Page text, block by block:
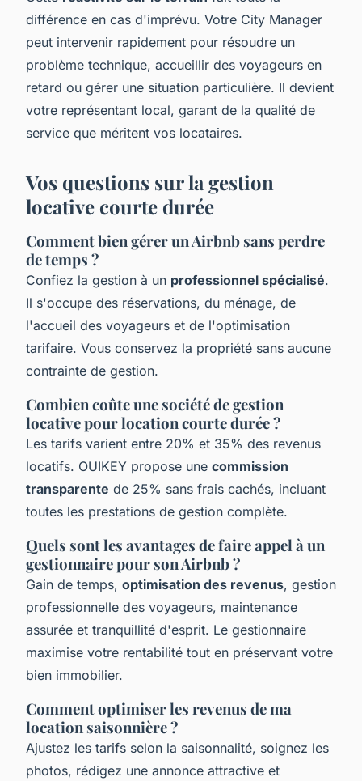
différence en cas d'imprévu. Votre City Manager
peut intervenir rapidement pour résoudre un
problème technique, accueillir des voyageurs en
retard ou gérer une situation particulière. Il devient
votre représentant local, garant de la qualité de
service que méritent vos locataires.
Vos questions sur la gestion
locative courte durée
Comment bien gérer un Airbnb sans perdre
de temps ?
Confiez la gestion à un professionnel spécialisé.
Il s'occupe des réservations, du ménage, de
l'accueil des voyageurs et de l'optimisation
tarifaire. Vous conservez la propriété sans aucune
contrainte de gestion.
Combien coûte une société de gestion
locative pour location courte durée ?
Les tarifs varient entre 20% et 35% des revenus
locatifs. OUIKEY propose une commission
transparente de 25% sans frais cachés, incluant
toutes les prestations de gestion complète.
Quels sont les avantages de faire appel à un
gestionnaire pour son Airbnb ?
Gain de temps, optimisation des revenus, gestion
professionnelle des voyageurs, maintenance
assurée et tranquillité d'esprit. Le gestionnaire
maximise votre rentabilité tout en préservant votre
bien immobilier.
Comment optimiser les revenus de ma
location saisonnière ?
Ajustez les tarifs selon la saisonnalité, soignez les
photos, rédigez une annonce attractive et